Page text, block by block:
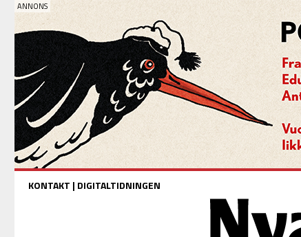
KONTAKT | DIGITALTIDNINGEN